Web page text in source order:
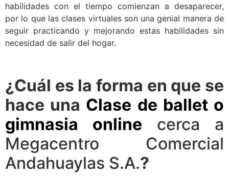
habilidades con el tiempo comienzan a desaparecer,
por lo que las clases virtuales son una genial manera de
seguir practicando y mejorando estas habilidades sin
necesidad de salir del hogar.
¿Cuál es la forma en que se
hace una Clase de ballet o
gimnasia online cerca a
Megacentro Comercial
Andahuaylas S.A.?